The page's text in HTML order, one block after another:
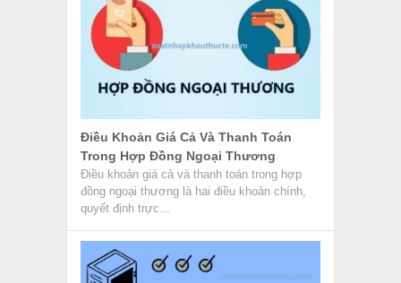
Điều Khoản Giá Cả Và Thanh Toán
Trong Hợp Đồng Ngoại Thương
Điều khoản giá cả và thanh toán trong hợp
đồng ngoại thương là hai điều khoản chính,
quyết định trực...